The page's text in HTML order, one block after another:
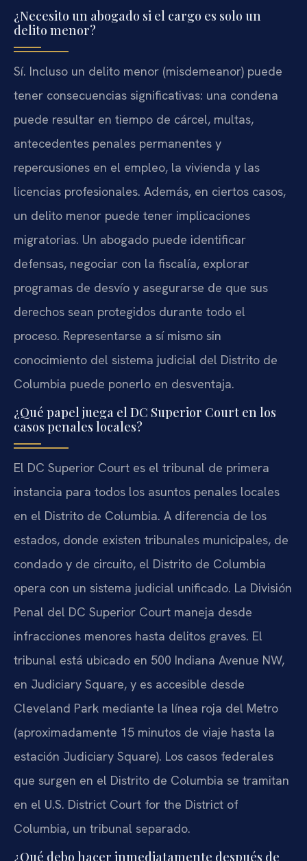
¿Necesito un abogado si el cargo es solo un
delito menor?
Sí. Incluso un delito menor (misdemeanor) puede
tener consecuencias significativas: una condena
puede resultar en tiempo de cárcel, multas,
antecedentes penales permanentes y
repercusiones en el empleo, la vivienda y las
licencias profesionales. Además, en ciertos casos,
un delito menor puede tener implicaciones
migratorias. Un abogado puede identificar
defensas, negociar con la fiscalía, explorar
programas de desvío y asegurarse de que sus
derechos sean protegidos durante todo el
proceso. Representarse a sí mismo sin
conocimiento del sistema judicial del Distrito de
Columbia puede ponerlo en desventaja.
¿Qué papel juega el DC Superior Court en los
casos penales locales?
El DC Superior Court es el tribunal de primera
instancia para todos los asuntos penales locales
en el Distrito de Columbia. A diferencia de los
estados, donde existen tribunales municipales, de
condado y de circuito, el Distrito de Columbia
opera con un sistema judicial unificado. La División
Penal del DC Superior Court maneja desde
infracciones menores hasta delitos graves. El
tribunal está ubicado en 500 Indiana Avenue NW,
en Judiciary Square, y es accesible desde
Cleveland Park mediante la línea roja del Metro
(aproximadamente 15 minutos de viaje hasta la
estación Judiciary Square). Los casos federales
que surgen en el Distrito de Columbia se tramitan
en el U.S. District Court for the District of
Columbia, un tribunal separado.
¿Qué debo hacer inmediatamente después de